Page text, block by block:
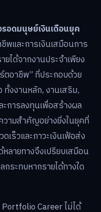
อดมนุษย์เงินเดือนยุค
พและการเงินเสมือนการ
ได้จากงานประจำเพียง
ตอาชีพ” ที่ประกอบด้วย
งงานหลัก, งานเสริม,
การลงทุนเพื่อสร้างผล
วามสำคัญอย่างยิ่งในยุคที่
เร็วและภาวะเงินเฟ้อส่ง
ลายทางจึงเปรียบเสมือน
ระทบหากรายได้ทางใด
Career ไม่ได้